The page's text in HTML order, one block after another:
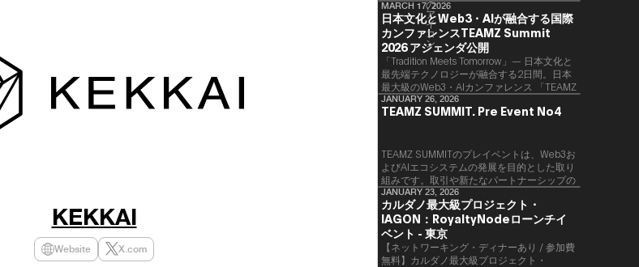
KEKKAI
Website X.com
MARCH 17, 2026
日本文化とWeb3・AIが融合する国際
カンファレンスTEAMZ Summit
2026 アジェンダ公開
「Tradition Meets Tomorrow」— 日本文化と
最先端テクノロジーが融合する2日間。日本
最大級のWeb3・AIカンファレンス 「TEAMZ
Summit 2026」 が、2026年4月7日・8日に
東京・八芳園にて開催されます。今年のテー
る、特別な2日間となります。このたび、公
式アジェンダが公開されました。（※登壇者
のスケジュール等の都合により、開催までに
内容が変更となる可能性があります。）
JANUARY 26, 2026
TEAMZ SUMMIT. Pre Event No4
TEAMZ SUMMITのプレイベントは、Web3お
よびAIエコシステムの発展を目的とした取り
組みです。​取引や新たなパートナーシップの
90％以上が対面で生まれることから、
TEAMZでは本イベント前に定員制の交流会
を開催し、リラックスした雰囲気の中で質の
高いネットワーキングを促進しています。
JANUARY 23, 2026
カルダノ最大級プロジェクト・
IAGON：RoyaltyNodeローンチイ
ベント - 東京
【ネットワーキング・ディナーあり / 参加費
無料】カルダノ最大級プロジェクト・